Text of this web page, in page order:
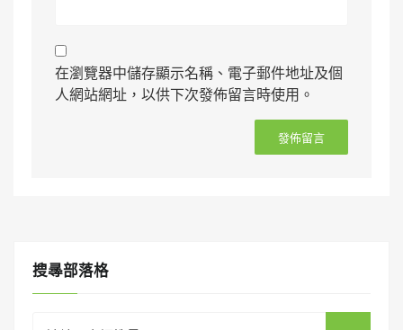
在瀏覽器中儲存顯示名稱、電子郵件地址及個
人網站網址，以供下次發佈留言時使用。
搜㝷部落格